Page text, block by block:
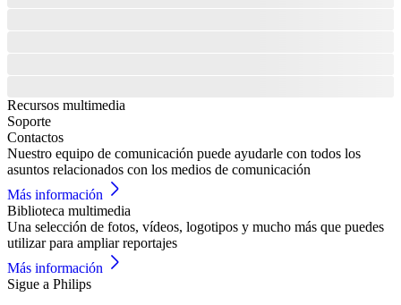
Recursos multimedia
Soporte
Contactos
Nuestro equipo de comunicación puede ayudarle con todos los
asuntos relacionados con los medios de comunicación
Más información
Biblioteca multimedia
Una selección de fotos, vídeos, logotipos y mucho más que puedes
utilizar para ampliar reportajes
Más información
Sigue a Philips